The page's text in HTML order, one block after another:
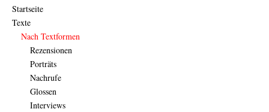
Startseite
Texte
Nach Textformen
Rezensionen
Porträts
Nachrufe
Glossen
Interviews